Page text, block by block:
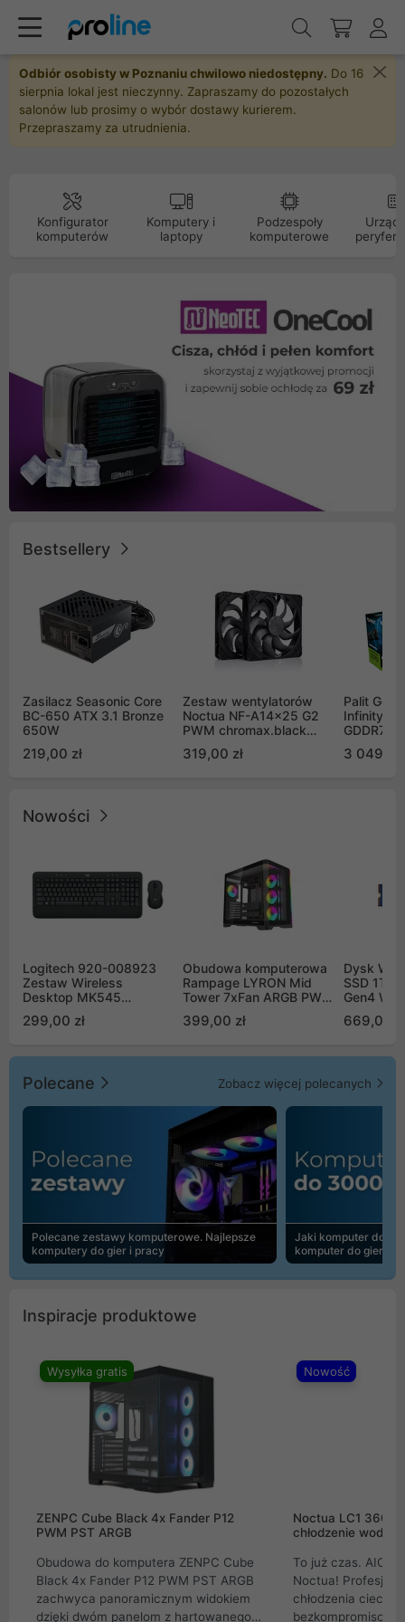
Odbiór osobisty w Poznaniu chwilowo niedostępny. Do 16
sierpnia lokal jest nieczynny. Zapraszamy do pozostałych
salonów lub prosimy o wybór dostawy kurierem.
Przepraszamy za utrudnienia.
Konfigurator
komputerów
Komputery i
laptopy
Podzespoły
komputerowe
Bestsellery
Zasilacz Seasonic Core
BC-650 ATX 3.1 Bronze
650W
219,00 zł
Zestaw wentylatorów
Noctua NF-A14x25 G2
PWM chromax.black
Push Pull (2szt)
319,00 zł
Palit
Infinity 3
GDDR7
GB2050S)
3 049,00
Nowości
Logitech 920-008923
Zestaw Wireless
Desktop MK545
299,00 zł
Obudowa komputerowa
Rampage LYRON Mid
Tower 7xFan ARGB PWM
399,00 zł
Dysk WD
SSD 1TB
Gen4
669,00
Polecane Zobacz więcej polecanych
Polecane zestawy komputerowe. Najlepsze
komputery do gier i pracy
Jaki komputer do
komputer do gier |
Inspiracje produktowe
Wysyłka gratis
ZENPC Cube Black 4x Fander P12
PWM PST ARGB
Obudowa do komputera ZENPC Cube
Black 4x Fander P12 PWM PST ARGB
zachwyca panoramicznym widokiem
dzięki dwóm panelom z hartowanego
Nowość
Noctua LC1
chłodzenie wodne
To już czas. AIO
Noctua!
chłodzenia cieczą